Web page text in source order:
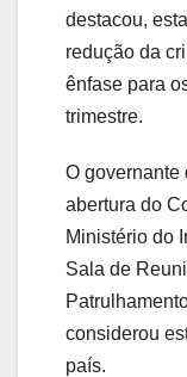
destacou,
redução da
ênfase para
trimestre.
O governante
abertura do
Ministério do
Sala de
considerou
país.